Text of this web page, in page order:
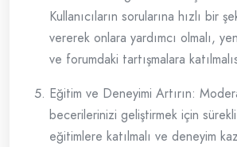
Kullanıcıların sorularına hızlı bir
vererek onlara yardımcı olmalı,
ve forumdaki tartışmalara
Eğitim ve Deneyimi Artırın:
becerilerinizi geliştirmek için
eğitimlere katılmalı ve deneyim